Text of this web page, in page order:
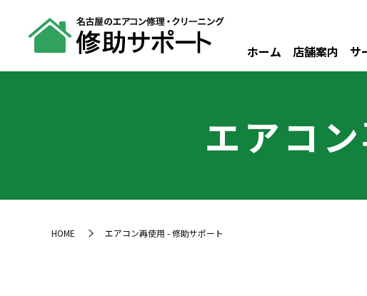
ホーム 店舗案内 サ
エアコ
HOME エアコン再使用 - 修助サポート